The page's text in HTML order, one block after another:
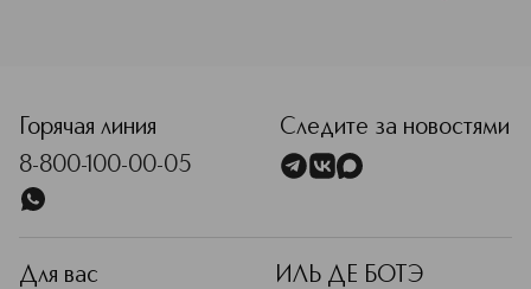
Горячая линия
8-800-100-00-05
Следите за новостями
Для вас ИЛЬ ДЕ БОТЭ